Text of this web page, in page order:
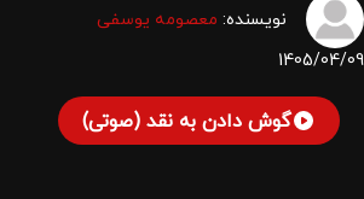
نویسنده: معصومه یوسفی
1405/04/09
گوش دادن به نقد (صوتی)